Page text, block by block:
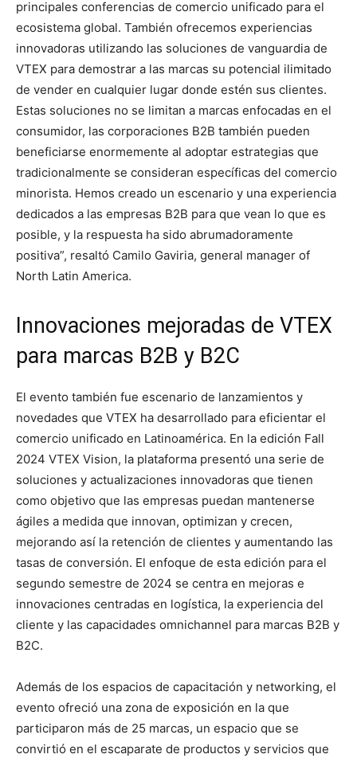
principales conferencias de comercio unificado para el
ecosistema global. También ofrecemos experiencias
innovadoras utilizando las soluciones de vanguardia de
VTEX para demostrar a las marcas su potencial ilimitado
de vender en cualquier lugar donde estén sus clientes.
Estas soluciones no se limitan a marcas enfocadas en el
consumidor, las corporaciones B2B también pueden
beneficiarse enormemente al adoptar estrategias que
tradicionalmente se consideran específicas del comercio
minorista. Hemos creado un escenario y una experiencia
dedicados a las empresas B2B para que vean lo que es
posible, y la respuesta ha sido abrumadoramente
positiva”, resaltó Camilo Gaviria, general manager of
North Latin America.
Innovaciones mejoradas de VTEX
para marcas B2B y B2C
El evento también fue escenario de lanzamientos y
novedades que VTEX ha desarrollado para eficientar el
comercio unificado en Latinoamérica. En la edición Fall
2024 VTEX Vision, la plataforma presentó una serie de
soluciones y actualizaciones innovadoras que tienen
como objetivo que las empresas puedan mantenerse
ágiles a medida que innovan, optimizan y crecen,
mejorando así la retención de clientes y aumentando las
tasas de conversión. El enfoque de esta edición para el
segundo semestre de 2024 se centra en mejoras e
innovaciones centradas en logística, la experiencia del
cliente y las capacidades omnichannel para marcas B2B y
B2C.
Además de los espacios de capacitación y networking, el
evento ofreció una zona de exposición en la que
participaron más de 25 marcas, un espacio que se
convirtió en el escaparate de productos y servicios que